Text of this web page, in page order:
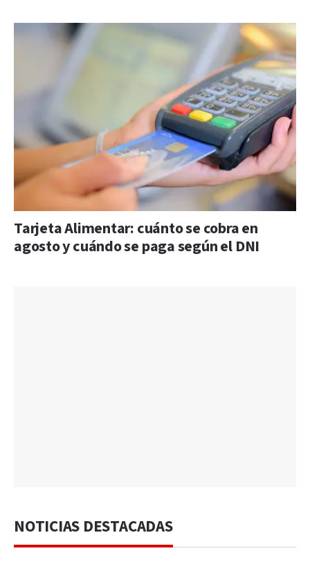
Tarjeta Alimentar: cuánto se cobra en
agosto y cuándo se paga según el DNI
NOTICIAS DESTACADAS